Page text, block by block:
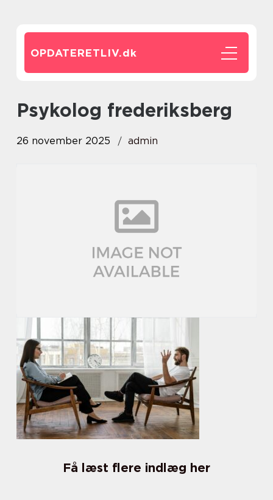
OPDATERETLIV.dk
psykolog frederiksberg
26 november 2025 admin
Få læst flere indlæg her